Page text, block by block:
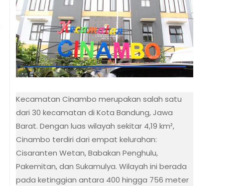
Kecamatan Cinambo merupakan salah satu
dari 30 kecamatan di Kota Bandung, Jawa
Barat. Dengan luas wilayah sekitar 4,19 km²,
Cinambo terdiri dari empat kelurahan:
Cisaranten Wetan, Babakan Penghulu,
Pakemitan, dan Sukamulya. Wilayah ini berada
pada ketinggian antara 400 hingga 756 meter